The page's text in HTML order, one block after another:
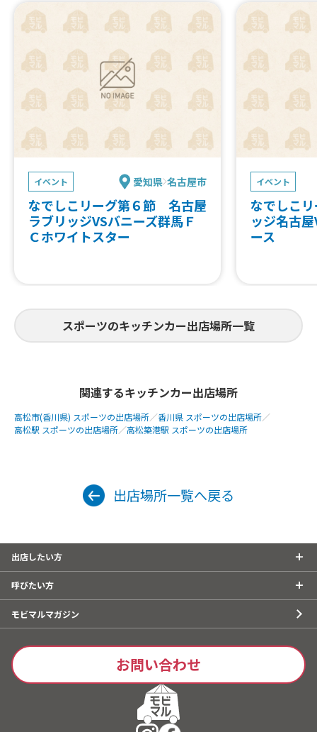
イベント 愛知県 名古屋市
なでしこリーグ第６節 名古屋
ラブリッジVSバニーズ群馬Ｆ
Ｃホワイトスター
イベント
なでしこ
ッジ名古
ース
スポーツのキッチンカー出店場所一覧
関連するキッチンカー出店場所
高松市(香川県) スポーツの出店場所／香川県 スポーツの出店場所／
高松駅 スポーツの出店場所／高松築港駅 スポーツの出店場所
出店場所一覧へ戻る
出店したい方
呼びたい方
モビマルマガジン
お問い合わせ